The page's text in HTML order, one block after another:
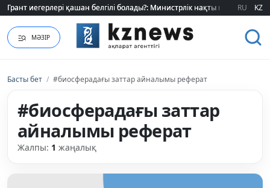
Грант иегерлері қашан белгілі болады?: Министрлік нақты мерзімді
Грант иегерлері қашан белгілі болады?: Министрлік нақты мерзімді
RU KZ
МӘЗІР
Басты бет / #биосферадағы заттар айналымы реферат
#биосферадағы заттар
айналымы реферат
Жалпы: 1 жаңалық